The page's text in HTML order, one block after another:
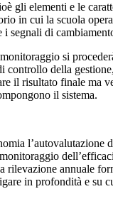
gli elementi e le
in cui la scuola
i segnali di
si
controllo della
il risultato finale ma
il sistema.
l’autovalutazione
rilevazione annuale
in profondità e su